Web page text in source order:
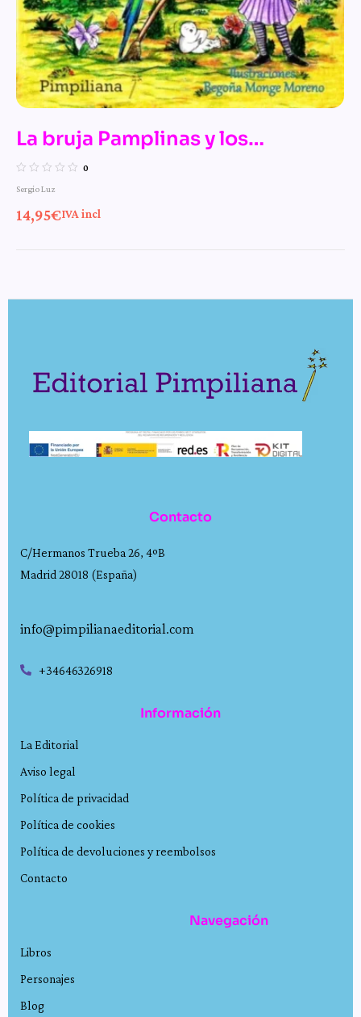
La bruja Pamplinas y los
monstruos monstruosos
0
Sergio Luz
14,95€IVA incl
Contacto
C/Hermanos Trueba 26, 4ºB
Madrid 28018 (España)
info@pimpilianaeditorial.com
+34646326918
Información
La Editorial
Aviso legal
Política de privacidad
Política de cookies
Política de devoluciones y reembolsos
Contacto
Navegación
Libros
Personajes
Blog